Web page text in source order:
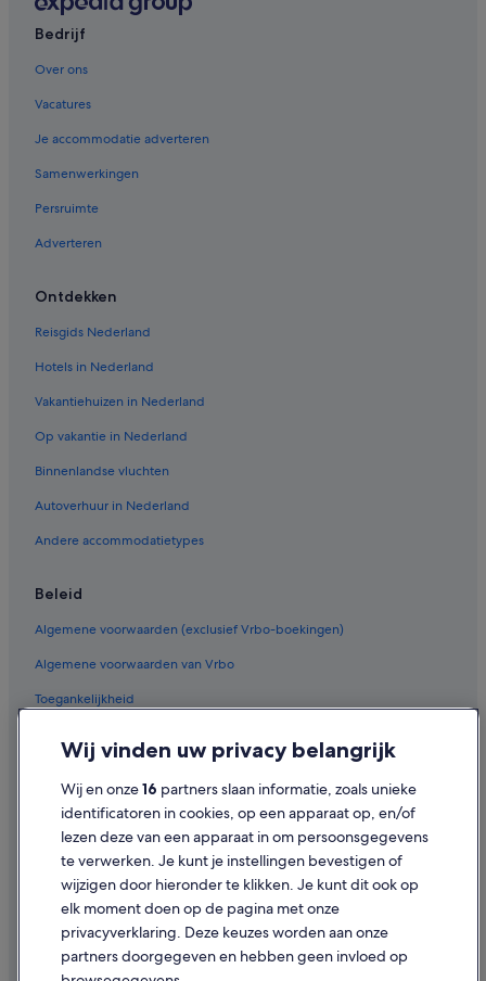
Bedrijf
Over ons
Vacatures
Je accommodatie adverteren
Samenwerkingen
Persruimte
Adverteren
Ontdekken
Reisgids Nederland
Hotels in Nederland
Vakantiehuizen in Nederland
Op vakantie in Nederland
Binnenlandse vluchten
Autoverhuur in Nederland
Andere accommodatietypes
Beleid
Algemene voorwaarden (exclusief Vrbo-boekingen)
Algemene voorwaarden van Vrbo
Toegankelijkheid
Gebruiksvoorwaarden
Juridische informatie/Contact
Inhoudsrichtlijnen en inhoud rapporteren
Hulp
Contact
Wij vinden uw privacy belangrijk
Wij en onze16 partners slaan informatie, zoals unieke
identificatoren in cookies, op een apparaat op, en/of
lezen deze van een apparaat in om persoonsgegevens
te verwerken. Je kunt je instellingen bevestigen of
wijzigen door hieronder te klikken. Je kunt dit ook op
elk moment doen op de pagina met onze
privacyverklaring. Deze keuzes worden aan onze
partners doorgegeven en hebben geen invloed op